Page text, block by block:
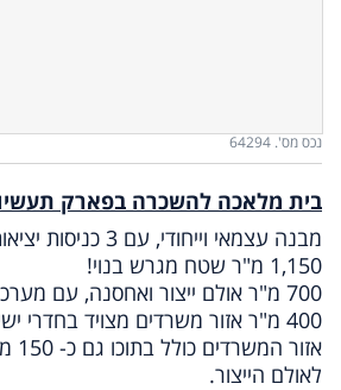
נכס מס'. 64294
בית מלאכה להשכרה בפארק
מבנה עצמאי וייחודי, עם 3 כניסות יציאות לשטח.
1,150 מ"ר שטח מגרש בנוי!
700 מ"ר אולם ייצור ואחסנה, עם מערכת ספרינקלרים.
400 מ"ר אזור משרדים מצויד בחדרי ישיבות ומקלחות.
לאולם הייצור.